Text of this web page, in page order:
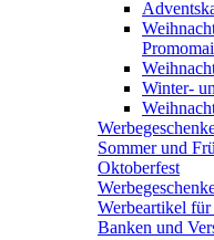
Winter-
Sommer und
Oktoberfest
Werbeartikel
Banken und